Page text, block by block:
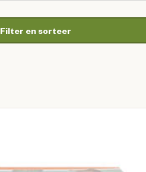
Filter en sorteer